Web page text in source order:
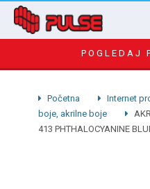
POGLEDAJ
Početna Internet
boje, akrilne boje
413 PHTHALOCYANINE